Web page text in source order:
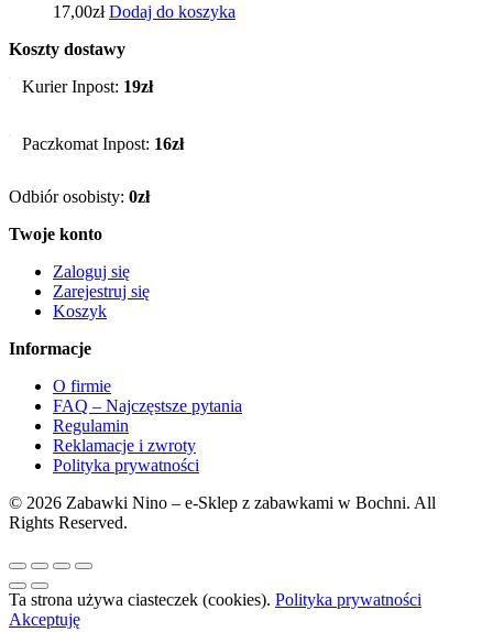
17,00zł Dodaj do koszyka
Koszty dostawy
Kurier Inpost: 19zł
Paczkomat Inpost: 16zł
Odbiór osobisty: 0zł
Twoje konto
Zaloguj się
Zarejestruj się
Koszyk
Informacje
O firmie
FAQ – Najczęstsze pytania
Regulamin
Reklamacje i zwroty
Polityka prywatności
© 2026 Zabawki Nino – e-Sklep z zabawkami w Bochni. All
Rights Reserved.
Ta strona używa ciasteczek (cookies). Polityka prywatności
Akceptuję